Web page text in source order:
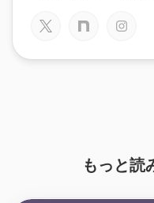
もっと読